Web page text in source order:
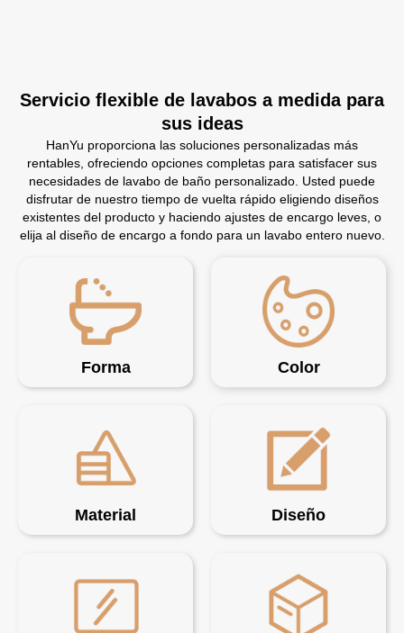
Servicio flexible de lavabos a medida para
sus ideas
HanYu proporciona las soluciones personalizadas más
rentables, ofreciendo opciones completas para satisfacer sus
necesidades de lavabo de baño personalizado. Usted puede
disfrutar de nuestro tiempo de vuelta rápido eligiendo diseños
existentes del producto y haciendo ajustes de encargo leves, o
elija al diseño de encargo a fondo para un lavabo entero nuevo.
Forma Color
Material Diseño